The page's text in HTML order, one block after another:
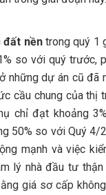
đất nềntrong quý 1
so với quý trước,
những dự án cũ đã
cầu chung của thị
chỉ đạt khoảng
50% so với Quý 4/
mạnh và việc
lý nhà đầu tư thận
giá sơ cấp